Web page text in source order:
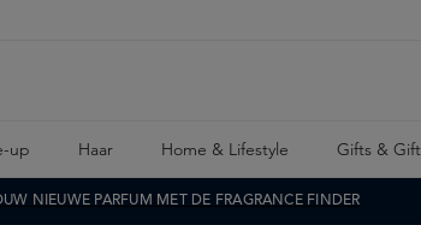
up Haar Home & Lifestyle Gifts &
NIEUWE PARFUM MET DE FRAGRANCE FINDER